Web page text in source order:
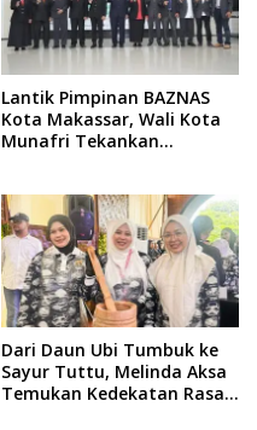
Lantik Pimpinan BAZNAS
Kota Makassar, Wali Kota
Munafri Tekankan
Data
Dari Daun Ubi Tumbuk ke
Sayur Tuttu, Melinda Aksa
Temukan Kedekatan Rasa